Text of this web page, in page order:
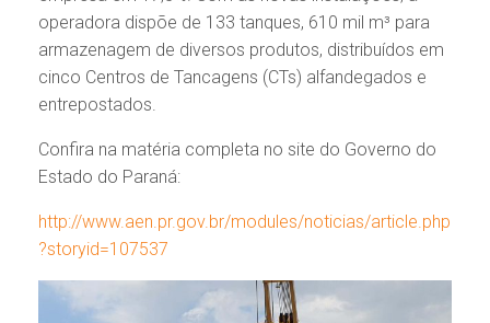
operadora dispõe de 133 tanques, 610 mil m³ para
armazenagem de diversos produtos, distribuídos em
cinco Centros de Tancagens (CTs) alfandegados e
entrepostados.
Confira na matéria completa no site do Governo do
Estado do Paraná:
http://www.aen.pr.gov.br/modules/noticias/article.php
?storyid=107537